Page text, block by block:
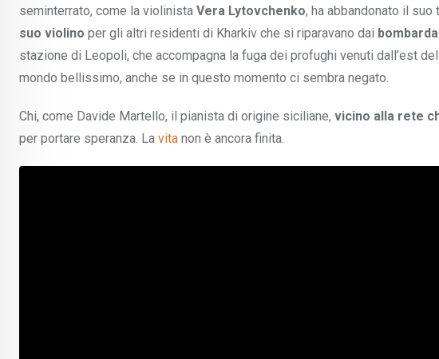
seminterrato, come la violinista Vera Lytovchenko, ha abbandonato il
suo violino per gli altri residenti di Kharkiv che si riparavano dai
stazione di Leopoli, che accompagna la fuga dei profughi venuti dall’est
mondo bellissimo, anche se in questo momento ci sembra negato.
Chi, come Davide Martello, il pianista di origine siciliane, vicino alla rete
per portare speranza. La vita non è ancora finita.